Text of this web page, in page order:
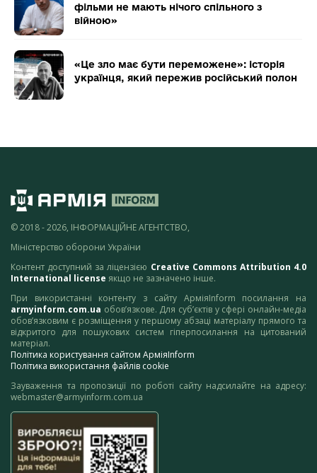
фільми не мають нічого спільного з
війною»
«Це зло має бути переможене»: історія
українця, який пережив російський полон
© 2018 - 2026, ІНФОРМАЦІЙНЕ АГЕНТСТВО,
Міністерство оборони України
Контент доступний за ліцензією Creative Commons Attribution 4.0
International license якщо не зазначено інше.
При використанні контенту з сайту АрміяInform посилання на
armyinform.com.ua обов’язкове. Для суб’єктів у сфері онлайн-медіа
обов’язковим є розміщення у першому абзаці матеріалу прямого та
відкритого для пошукових систем гіперпосилання на цитований
матеріал.
Політика користування сайтом АрміяInform
Політика використання файлів cookie
Зауваження та пропозиції по роботі сайту надсилайте на адресу:
webmaster@armyinform.com.ua